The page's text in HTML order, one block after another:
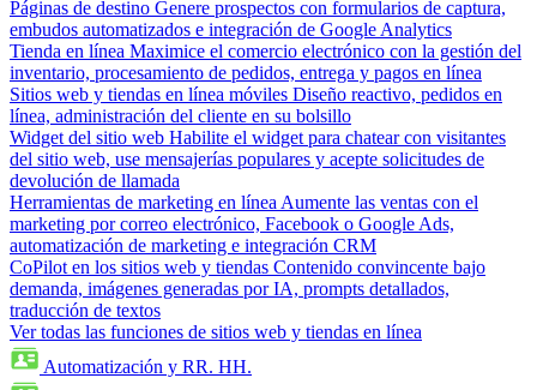
Páginas de destino Genere prospectos con formularios de captura,
embudos automatizados e integración de Google Analytics
Tienda en línea Maximice el comercio electrónico con la gestión del
inventario, procesamiento de pedidos, entrega y pagos en línea
Sitios web y tiendas en línea móviles Diseño reactivo, pedidos en
línea, administración del cliente en su bolsillo
Widget del sitio web Habilite el widget para chatear con visitantes
del sitio web, use mensajerías populares y acepte solicitudes de
devolución de llamada
Herramientas de marketing en línea Aumente las ventas con el
marketing por correo electrónico, Facebook o Google Ads,
automatización de marketing e integración CRM
CoPilot en los sitios web y tiendas Contenido convincente bajo
demanda, imágenes generadas por IA, prompts detallados,
traducción de textos
Ver todas las funciones de sitios web y tiendas en línea
Automatización y RR. HH.